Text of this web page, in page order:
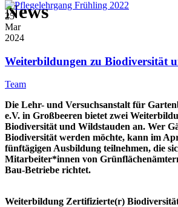
News
25
Mar
2024
Weiterbildungen zu Biodiversität
Team
Die Lehr- und Versuchsanstalt für
e.V. in Großbeeren bietet zwei
Biodiversität und Wildstauden an. Wer
Biodiversität werden möchte, kann im
fünftägigen Ausbildung teilnehmen, die
Mitarbeiter*innen von
Bau-Betriebe richtet.
Weiterbildung Zertifizierte(r)